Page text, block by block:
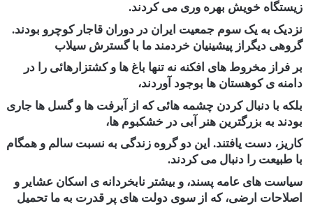
زیستگاه خویش بهره وری می کردند.
نزدیک به یک سوم جمعیت ایران در دوران قاجار کوچرو بودند.
گروهی دیگراز پیشینیان خردمند ما با گسترش سیلاب
بر فراز مخروط های افکنه نه تنها باغ ها و کشتزارهائی را در
دامنه ی کوهستان ها بوجود آوردند،
بلکه با دنبال کردن چشمه هائی که از آبرفت ها و گسل ها جاری
بودند به بزرگترین هنر آبی در خشکبوم ها،
کاریز، دست یافتند. این دو گروه زندگی به نسبت سالم و همگام
با طبیعت را دنبال می کردند.
سیاست های عامه پسند، و بیشتر نابخردانه ی اسکان عشایر و
اصلاحات ارضی، که از سوی دولت های پر قدرت به ما تحمیل